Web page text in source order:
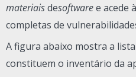
materiaisdesoftwaree acede
completas de
A figura abaixo mostra a
constituem o inventário da